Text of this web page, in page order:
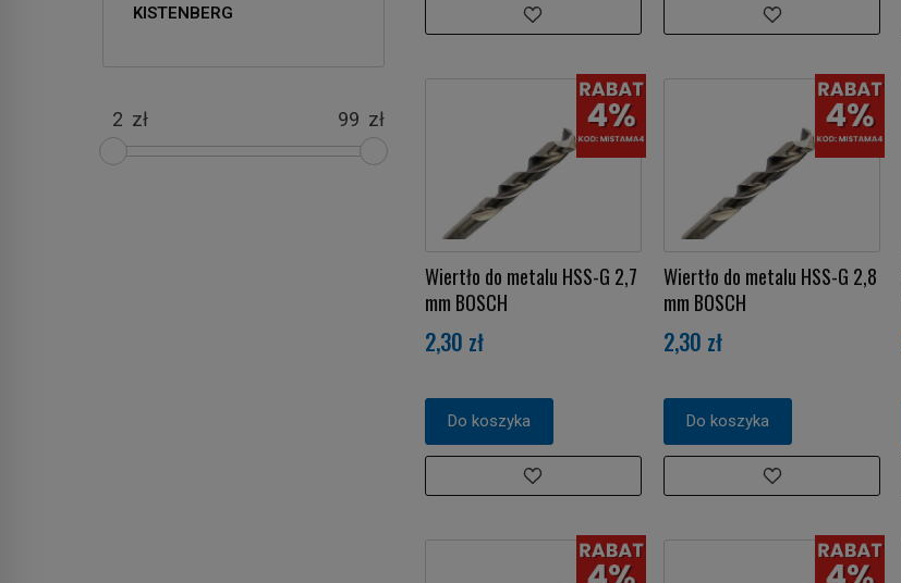
Wiertło do metalu HSS-G 2,7
mm BOSCH
2,30 zł
Do koszyka
Wiertło do metalu HSS-G 2,8
mm BOSCH
2,30 zł
Do koszyka
KISTENBERG
zł zł